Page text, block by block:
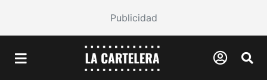
Publicidad